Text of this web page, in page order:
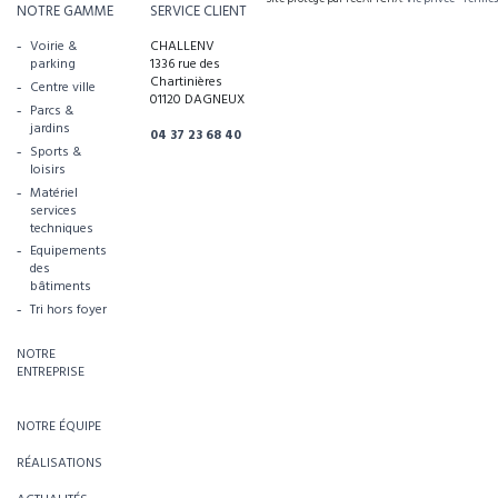
NOTRE GAMME
Voirie &
parking
Centre ville
Parcs &
jardins
Sports &
loisirs
Matériel
services
techniques
Equipements
des
bâtiments
Tri hors foyer
NOTRE
ENTREPRISE
NOTRE ÉQUIPE
RÉALISATIONS
SERVICE CLIENT
CHALLENV
1336 rue des
Chartinières
01120 DAGNEUX
04 37 23 68 40